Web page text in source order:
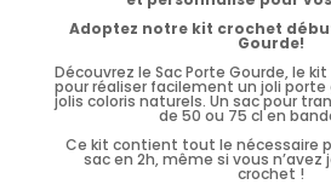
Adoptez notre kit crochet
Gourde!
Découvrez le Sac Porte Gourde, le
pour réaliser facilement un joli
jolis coloris naturels. Un sac pour
de 50 ou 75 cl en
Ce kit contient tout le nécessaire
sac en 2h, même si vous
crochet !